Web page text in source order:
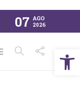
Abrir a barra de ferramentas
07 AGO
2026